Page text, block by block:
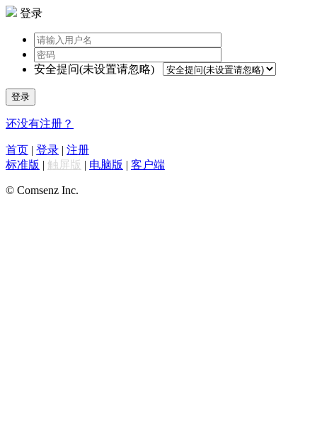
登录
安全提问(未设置请忽略)
登录
还没有注册？
首页 | 登录 | 注册
标准版 | 触屏版 | 电脑版 | 客户端
© Comsenz Inc.